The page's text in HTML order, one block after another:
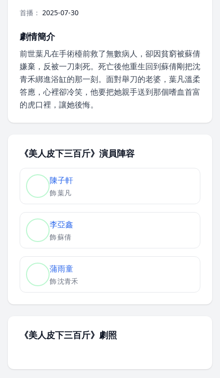
首播： 2025-07-30
劇情簡介
前世葉凡在手術檯前救了無數病人，卻因貧窮被蘇倩
嫌棄，反被一刀刺死。死亡後他重生回到蘇倩剛把沈
青禾綁進浴缸的那一刻。面對舉刀的老婆，葉凡溫柔
答應，心裡卻冷笑，他要把她親手送到那個嗜血首富
的虎口裡，讓她後悔。
《美人皮下三百斤》演員陣容
陳子軒
飾葉凡
李亞鑫
飾蘇倩
蒲雨童
飾沈青禾
《美人皮下三百斤》劇照